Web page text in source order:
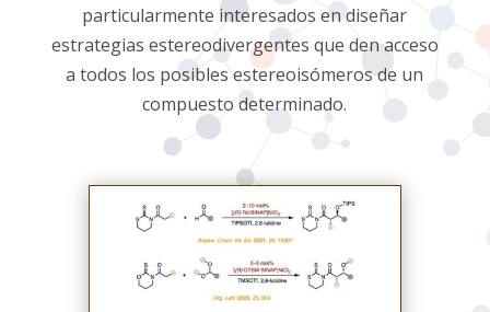
particularmente interesados en diseñar
estrategias estereodivergentes que den acceso
a todos los posibles estereoisómeros de un
compuesto determinado.